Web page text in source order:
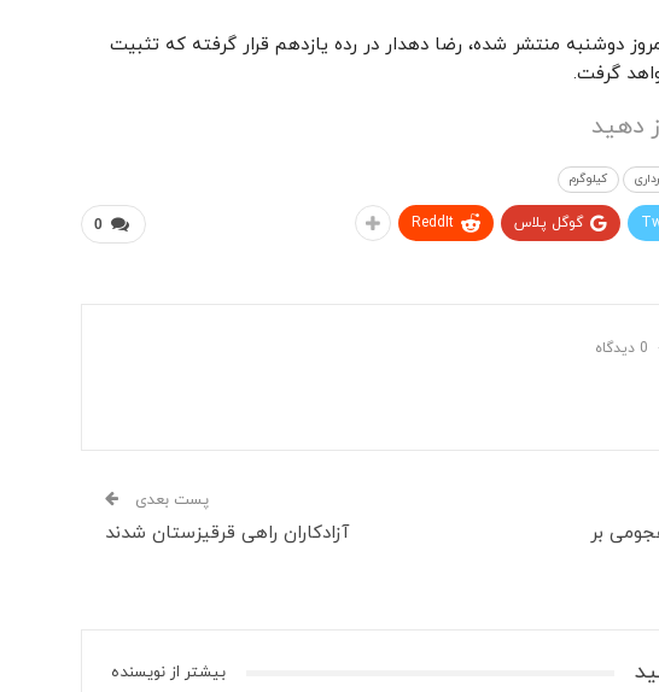
دوشنبه منتشر شده، رضا دهدار در رده یازدهم قرار گرفته که تثبیت
گرفت.
دهید
کیلوگرم
0 گوگل پلاس ReddIt
0 دیدگاه
بر
پست بعدی
آزادکاران راهی قرقیزستان شدند
بیشتر از نویسنده